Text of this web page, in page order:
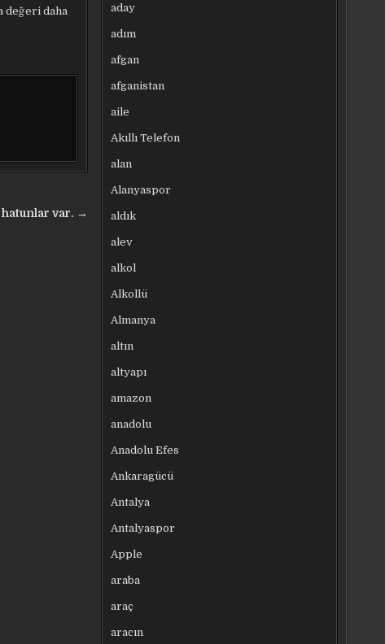
değeri daha
hatunlar var. →
aday
adım
afgan
afganistan
aile
Akıllı Telefon
alan
Alanyaspor
aldık
alev
alkol
Alkollü
Almanya
altın
altyapı
amazon
anadolu
Anadolu Efes
Ankaragücü
Antalya
Antalyaspor
Apple
araba
araç
aracın